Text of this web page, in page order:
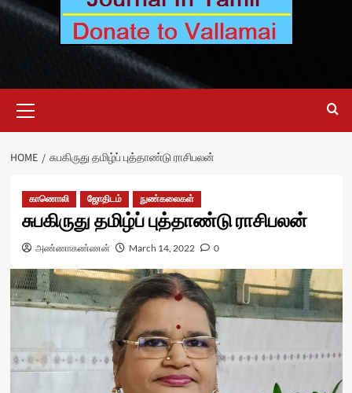
Menu
HOME சுபகிருது தமிழ்ப் புத்தாண்டு ராசிபலன்
காணொலி ஜோதிடம் நுண்கலைகள்
சுபகிருது தமிழ்ப் புத்தாண்டு ராசிபலன்
அண்ணாகண்ணன் March 14, 2022 0